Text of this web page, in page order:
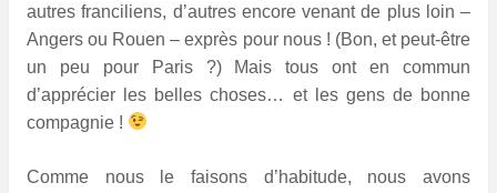
autres franciliens, d’autres encore venant de plus loin –
Angers ou Rouen – exprès pour nous ! (Bon, et peut-être
un peu pour Paris ?) Mais tous ont en commun
d’apprécier les belles choses… et les gens de bonne
compagnie !
Comme nous le faisons d’habitude, nous avons